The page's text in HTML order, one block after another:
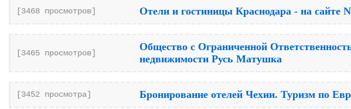
[3468 просмотров] Отели и гостиницы Краснодара - на сайте
[3465 просмотров]
Общество с Ограниченной
недвижимости Русь Матушка
[3452 просмотра] Бронирование отелей Чехии. Туризм по